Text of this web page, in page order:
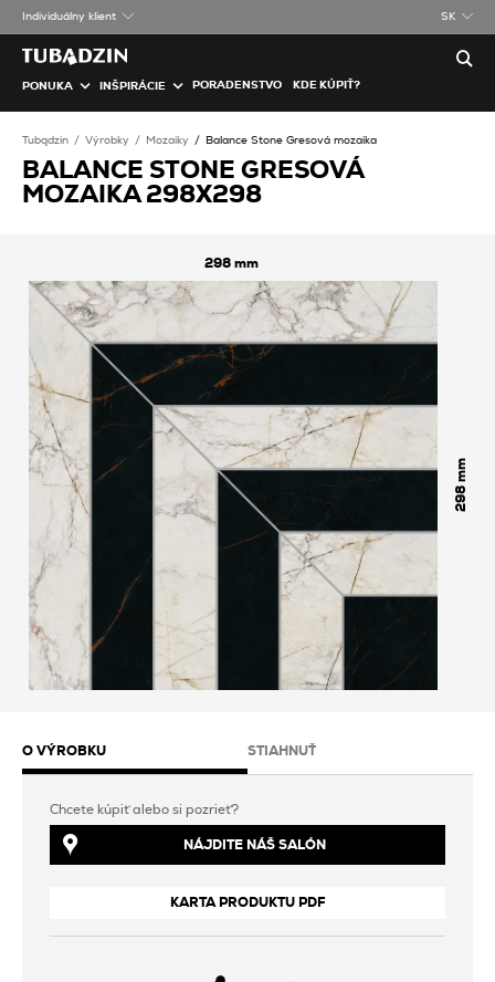
Individuálny klient SK
PONUKA INŠPIRÁCIE PORADENSTVO KDE KÚPIŤ?
Tubądzin Výrobky Mozaiky Balance Stone Gresová mozaika
BALANCE STONE GRESOVÁ
MOZAIKA 298X298
298
298
O VÝROBKU STIAHNUŤ
Chcete kúpiť alebo si pozrieť?
NÁJDITE NÁŠ SALÓN
KARTA PRODUKTU PDF